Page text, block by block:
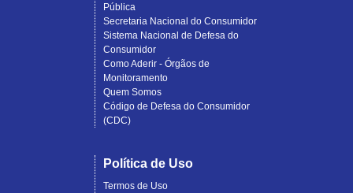
Pública
Secretaria Nacional do Consumidor
Sistema Nacional de Defesa do
Consumidor
Como Aderir - Órgãos de
Monitoramento
Quem Somos
Código de Defesa do Consumidor
(CDC)
Política de Uso
Termos de Uso